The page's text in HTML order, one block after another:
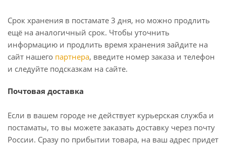
Срок хранения в постамате 3 дня, но можно продлить
ещё на аналогичный срок. Чтобы уточнить
информацию и продлить время хранения зайдите на
сайт нашего партнера, введите номер заказа и телефон
и следуйте подсказкам на сайте.
Почтовая доставка
Если в вашем городе не действует курьерская служба и
постаматы, то вы можете заказать доставку через почту
России. Сразу по прибытии товара, на ваш адрес придет